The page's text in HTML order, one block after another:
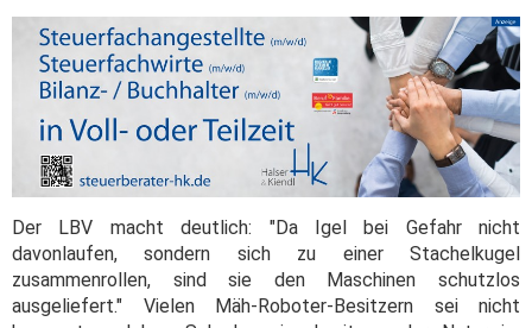
Der LBV macht deutlich: "Da Igel bei Gefahr nicht
davonlaufen, sondern sich zu einer Stachelkugel
zusammenrollen, sind sie den Maschinen schutzlos
ausgeliefert." Vielen Mäh-Roboter-Besitzern sei nicht